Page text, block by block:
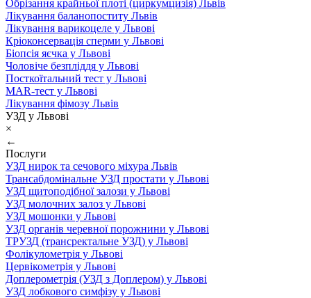
Обрізання крайньої плоті (циркумцизія) Львів
Лікування баланопоститу Львів
Лікування варикоцеле у Львові
Кріоконсервація сперми у Львові
Біопсія яєчка у Львові
Чоловіче безпліддя у Львові
Посткоїтальний тест у Львові
MAR-тест у Львові
Лікування фімозу Львів
УЗД у Львові
×
←
Послуги
УЗД нирок та сечового міхура Львів
Трансабдомінальне УЗД простати у Львові
УЗД щитоподібної залози у Львові
УЗД молочних залоз у Львові
УЗД мошонки у Львові
УЗД органів черевної порожнини у Львові
ТРУЗД (трансректальне УЗД) у Львові
Фолікулометрія у Львові
Цервікометрія у Львові
Доплерометрія (УЗД з Доплером) у Львові
УЗД лобкового симфізу у Львові